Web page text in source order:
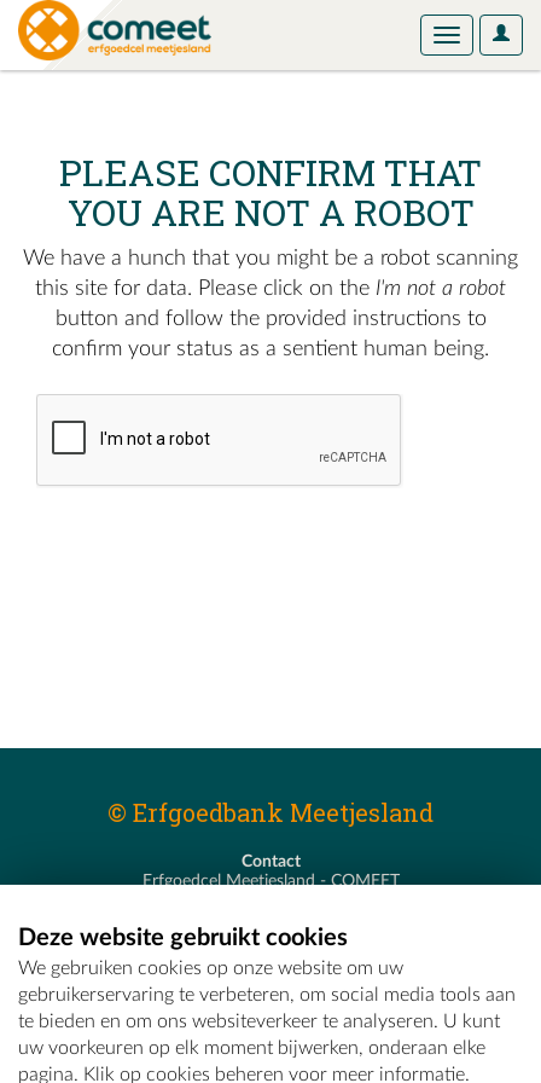
User
Toggle
PLEASE CONFIRM THAT
YOU ARE NOT A ROBOT
We have a hunch that you might be a robot scanning
this site for data. Please click on the I'm not a robot
button and follow the provided instructions to
confirm your status as a sentient human being.
© Erfgoedbank Meetjesland
Contact
Erfgoedcel Meetjesland - COMEET
T - 09 373 75 96
E -erfgoedcel@comeet.be
Deze website gebruikt cookies
We gebruiken cookies op onze website om uw
gebruikerservaring te verbeteren, om social media tools aan
te bieden en om ons websiteverkeer te analyseren. U kunt
uw voorkeuren op elk moment bijwerken, onderaan elke
pagina. Klik op cookies beheren voor meer informatie.